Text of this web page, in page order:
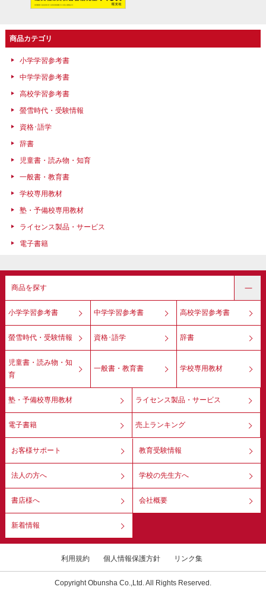
商品カテゴリ
小学学習参考書
中学学習参考書
高校学習参考書
螢雪時代・受験情報
資格･語学
辞書
児童書・読み物・知育
一般書・教育書
学校専用教材
塾・予備校専用教材
ライセンス製品・サービス
電子書籍
商品を探す
小学学習参考書 中学学習参考書 高校学習参考書
螢雪時代・受験情報 資格･語学 辞書
児童書・読み物・知
育
一般書・教育書 学校専用教材
塾・予備校専用教材 ライセンス製品・サービス
電子書籍 売上ランキング
お客様サポート 教育受験情報
法人の方へ 学校の先生方へ
書店様へ 会社概要
新着情報
利用規約 個人情報保護方針 リンク集
Copyright Obunsha Co.,Ltd. All Rights Reserved.